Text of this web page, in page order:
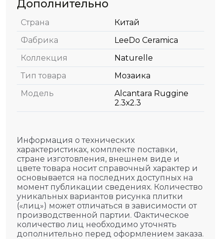
Дополнительно
Страна
Китай
Фабрика
LeeDo Ceramica
Коллекция
Naturelle
Тип товара
Мозаика
Модель
Alcantara Ruggine
2.3х2.3
Информация о технических
характеристиках, комплекте поставки,
стране изготовления, внешнем виде и
цвете товара носит справочный характер и
основывается на последних доступных на
момент публикации сведениях. Количество
уникальных вариантов рисунка плитки
(«лиц») может отличаться в зависимости от
производственной партии. Фактическое
количество лиц необходимо уточнять
дополнительно перед оформлением заказа.